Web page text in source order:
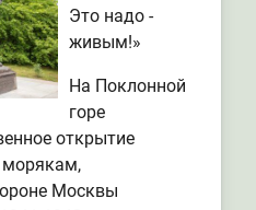
Это надо -
живым!»
На Поклонной
горе
открытие
Москвы